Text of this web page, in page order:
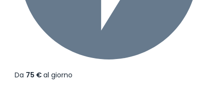
Da 75 €al giorno